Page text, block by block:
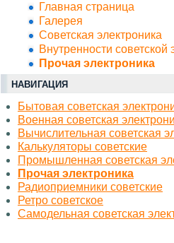
Главная страница
Галерея
Советская электроника
Внутренности советской
Прочая электроника
НАВИГАЦИЯ
Бытовая советская
Военная советская
Вычислительная советская
Калькуляторы советские
Промышленная советская
Прочая электроника
Радиоприемники советские
Ретро советское
Самодельная советская